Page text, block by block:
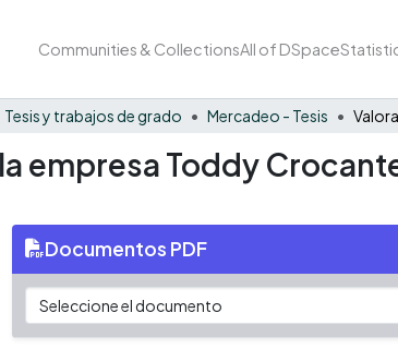
Communities & CollectionsAll of DSpace
Tesis y trabajos de grado Mercadeo - Tesis
empresa Toddy
Documentos PDF